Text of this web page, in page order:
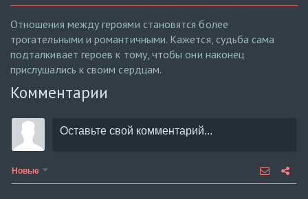
Отношения между героями становятся более
трогательными и романтичными. Кажется, судьба сама
подталкивает героев к тому, чтобы они наконец
прислушались к своим сердцам.
Комментарии
Новые